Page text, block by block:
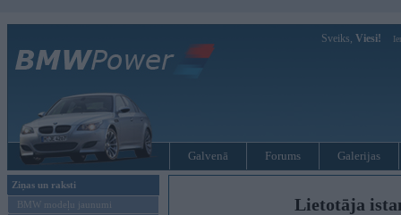
Sveiks, Viesi!
Galvenā Forums Galerijas
Ziņas un raksti
BMW modeļu jaunumi
Lietotāja